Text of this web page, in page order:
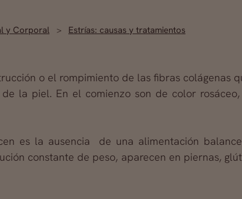
y Corporal Estrías: causas y tratamientos
o el rompimiento de las fibras colágenas
la piel. En el comienzo son de color
es la ausencia de una alimentación
constante de peso, aparecen en piernas,